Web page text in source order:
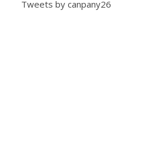
Tweets by canpany26